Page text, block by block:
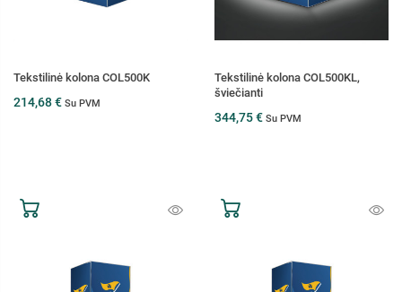
Tekstilinė kolona COL500K
214,68 € Su PVM
Tekstilinė kolona COL500KL,
šviečianti
344,75 € Su PVM